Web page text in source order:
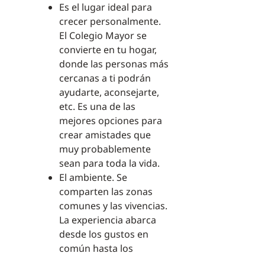
Es el lugar ideal para
crecer personalmente.
El Colegio Mayor se
convierte en tu hogar,
donde las personas más
cercanas a ti podrán
ayudarte, aconsejarte,
etc. Es una de las
mejores opciones para
crear amistades que
muy probablemente
sean para toda la vida.
El ambiente. Se
comparten las zonas
comunes y las vivencias.
La experiencia abarca
desde los gustos en
común hasta los